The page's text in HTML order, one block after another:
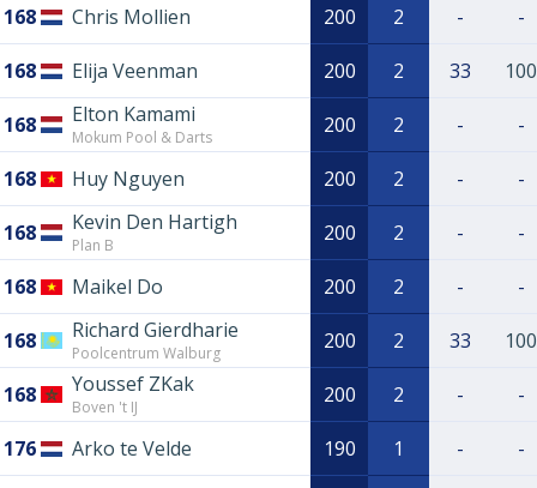
168 Chris Mollien 200 2 - -
168 Elija Veenman 200 2 33 100
168 Elton Kamami
Mokum Pool & Darts 200 2 - -
168 Huy Nguyen 200 2 - -
168 Kevin Den Hartigh
Plan B 200 2 - -
168 Maikel Do 200 2 - -
168 Richard Gierdharie
Poolcentrum Walburg 200 2 33 100
168 Youssef ZKak
Boven 't IJ 200 2 - -
176 Arko te Velde 190 1 - -